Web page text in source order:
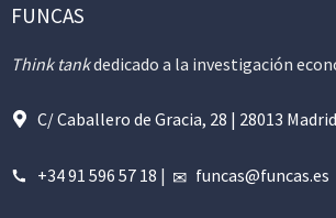
FUNCAS
Think tankdedicado a la investigación
C/ Caballero de Gracia, 28 | 28013
+34 91 596 57 18 | funcas@funcas.es